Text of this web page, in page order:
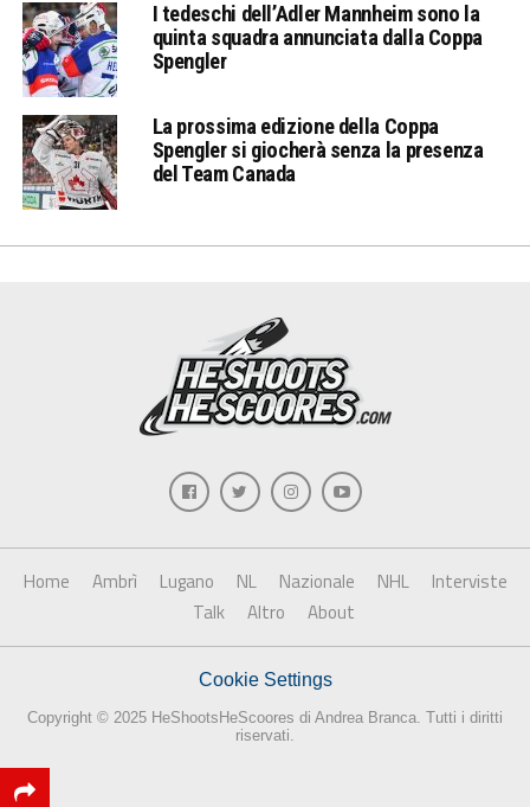
I tedeschi dell’Adler Mannheim sono la
quinta squadra annunciata dalla Coppa
Spengler
La prossima edizione della Coppa
Spengler si giocherà senza la presenza
del Team Canada
Home Ambrì Lugano NL Nazionale NHL
Interviste
Talk
Altro About
Cookie Settings
Copyright © 2025 HeShootsHeScoores di Andrea Branca. Tutti i diritti
riservati.